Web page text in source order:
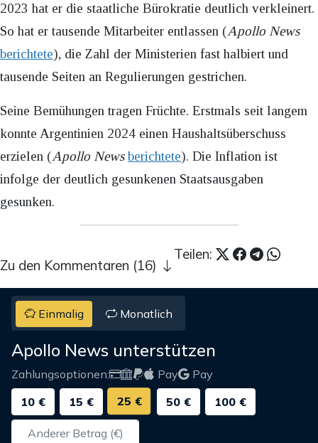
2023 hat er die staatliche Bürokratie deutlich verkleinert.
So hat er tausende Mitarbeiter entlassen (Apollo News
berichtete), die Zahl der Ministerien fast halbiert und
tausende Seiten an Regulierungen gestrichen.
Seine Bemühungen tragen Früchte. Erstmals seit langem
konnte Argentinien 2024 einen Haushaltsüberschuss
erzielen (Apollo News berichtete). Die Inflation ist
infolge der deutlich gesunkenen Staatsausgaben
gesunken.
Teilen:
Zu den Kommentaren (16)
Einmalig Monatlich
Apollo News unterstützen
Zahlungsoptionen: Pay
Pay
10 €
15 € 25 € 50 € 100 €